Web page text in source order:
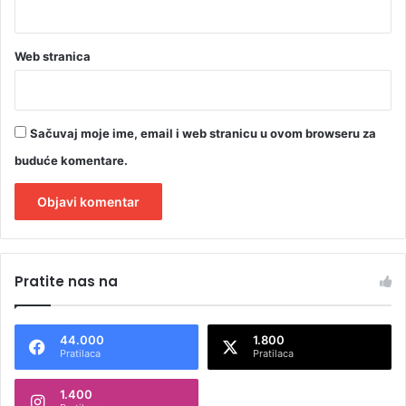
Web stranica
Sačuvaj moje ime, email i web stranicu u ovom browseru za
buduće komentare.
t
n
Pratite nas na
44.000
Pratilaca
1.800
Pratilaca
1.400